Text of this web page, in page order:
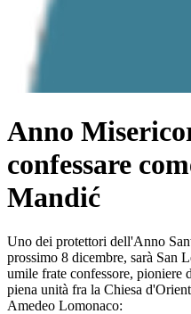
Anno
confessare
Mandić
Uno dei protettori dell'Anno
prossimo 8 dicembre, sarà San
umile frate confessore, pioniere
piena unità fra la Chiesa
Amedeo Lomonaco: